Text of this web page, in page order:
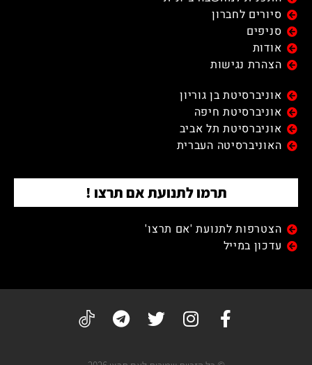
סיורים לחברון
סניפים
אודות
הצהרת נגישות
אוניברסיטת בן גוריון
אוניברסיטת חיפה
אוניברסיטת תל אביב
האוניברסיטה העברית
תרמו לתנועת אם תרצו !
הצטרפות לתנועת 'אם תרצו'
עדכון במייל